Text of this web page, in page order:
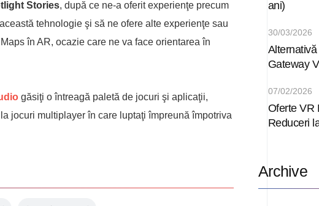
Stories, după ce ne-a oferit experienţe precum
tehnologie şi să ne ofere alte experienţe sau
în AR, ocazie care ne va face orientarea în
găsiţi o întreagă paletă de jocuri şi aplicaţii,
jocuri multiplayer în care luptaţi împreună împotriva
ani)
Gateway
30/03/2026
Oferte VR
Reduceri
07/02/2026
Archive